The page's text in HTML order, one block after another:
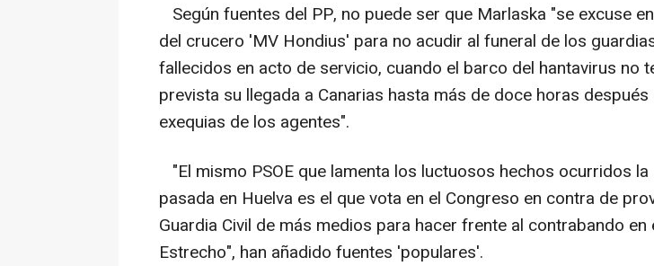
Según fuentes del PP, no puede ser que Marlaska "se excuse
del crucero 'MV Hondius' para no acudir al funeral de los
fallecidos en acto de servicio, cuando el barco del hantavirus no
prevista su llegada a Canarias hasta más de doce horas después
exequias de los agentes".
"El mismo PSOE que lamenta los luctuosos hechos ocurridos la
pasada en Huelva es el que vota en el Congreso en contra de
Guardia Civil de más medios para hacer frente al contrabando en
Estrecho", han añadido fuentes 'populares'.